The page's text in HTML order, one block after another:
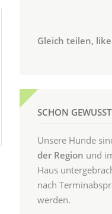
Gleich teilen,
SCHON
Unsere Hunde
der Region und
Haus
nach
werden.